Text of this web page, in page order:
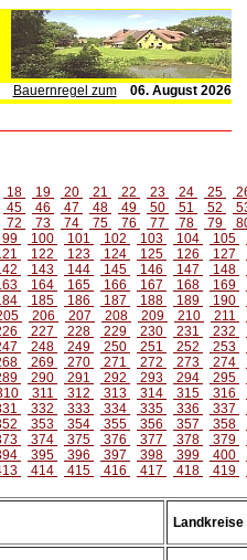
Bauernregel zum
06. August 2026
18 19 20 21 22 23 24 25
45 46 47 48 49 50 51 52
72 73 74 75 76 77 78 79
99 100 101 102 103 104 105
122 123 124 125 126 127
143 144 145 146 147 148
164 165 166 167 168 169
185 186 187 188 189 190
206 207 208 209 210 211
227 228 229 230 231 232
248 249 250 251 252 253
269 270 271 272 273 274
290 291 292 293 294 295
311 312 313 314 315 316
332 333 334 335 336 337
353 354 355 356 357 358
374 375 376 377 378 379
395 396 397 398 399 400
414 415 416 417 418 419
Landkreise